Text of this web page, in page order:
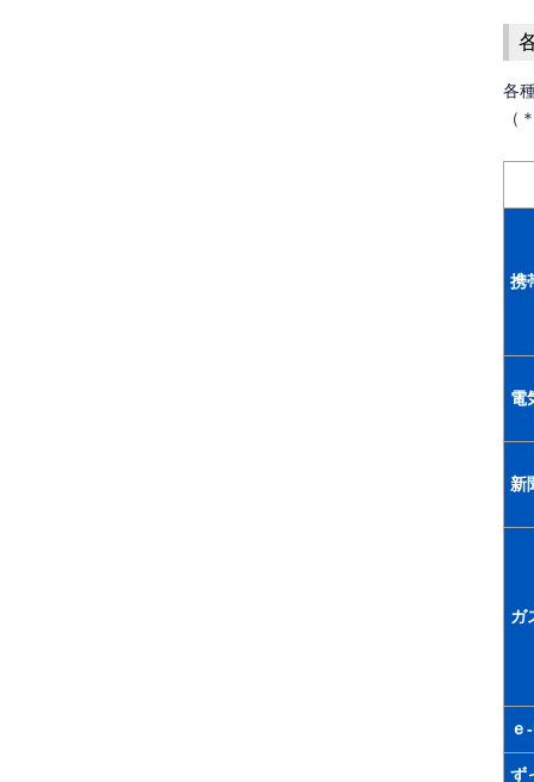
各
（
携
電
新
ガ
ｅ
ず